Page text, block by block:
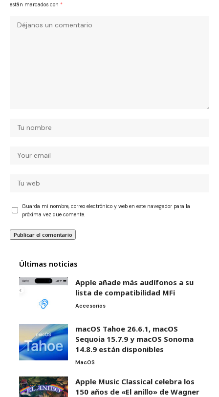
están marcados con *
Guarda mi nombre, correo electrónico y web en este navegador para la
próxima vez que comente.
Últimas noticias
Apple añade más audífonos a su
lista de compatibilidad MFi
Accesorios
macOS Tahoe 26.6.1, macOS
Sequoia 15.7.9 y macOS Sonoma
14.8.9 están disponibles
MacOS
Apple Music Classical celebra los
150 años de «El anillo» de Wagner